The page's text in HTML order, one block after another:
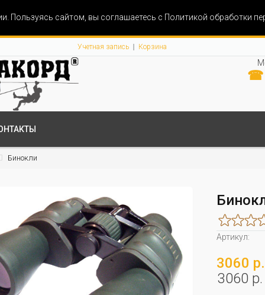
Пользуясь сайтом, вы соглашаетесь с Политикой обработки
Учетная запись Корзина
☎
Бинокли
Артикул:
3060 р.
3060 р.